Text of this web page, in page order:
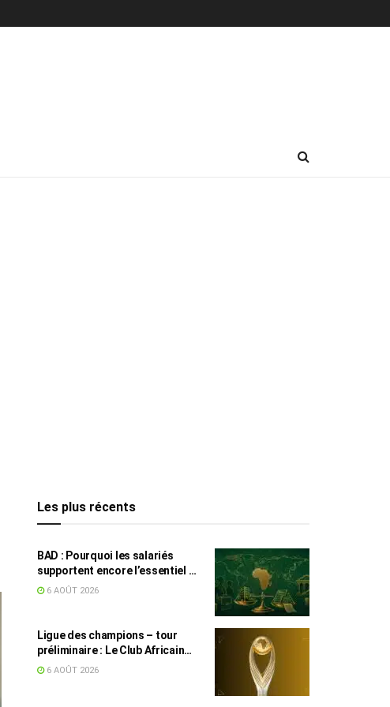
Les plus récents
BAD : Pourquoi les salariés
supportent encore l’essentiel de
l’effort fiscal en Tunisie
6 AOÛT 2026
Ligue des champions – tour
préliminaire : Le Club Africain
face au Djoliba AC
6 AOÛT 2026